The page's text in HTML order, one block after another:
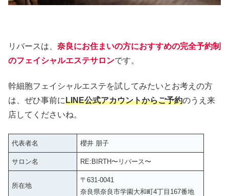
リバースは、 奈良にお住まいの方におすすめの完全予約制
のフェイシャルエステサロンです。
幹細胞フェイシャルエステを試してみたいとお考えの方
は、ぜひ事前にLINE公式アカウントからご予約のうえ来
店してくださいね。
代表者名 櫻井 朋子
サロン名 RE:BIRTH〜リバース〜
所在地
〒631-0041
奈良県奈良市学園大和町4丁目167番地